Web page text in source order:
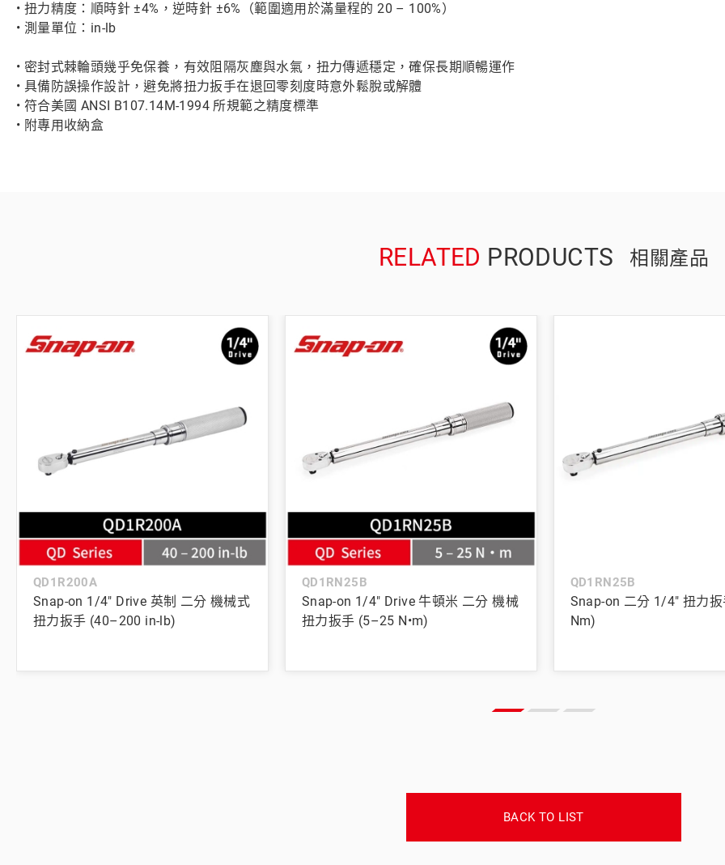
• 扭力精度：順時針 ±4%，逆時針 ±6%（範圍適用於滿量程的 20 – 100%）
• 測量單位：in-lb
• 密封式棘輪頭幾乎免保養，有效阻隔灰塵與水氣，扭力傳遞穩定，確保長期順暢運作
• 具備防誤操作設計，避免將扭力扳手在退回零刻度時意外鬆脫或解體
• 符合美國 ANSI B107.14M-1994 所規範之精度標準
• 附專用收納盒
RELATED PRODUCTS 相關產品
QD1R200A
Snap-on 1/4" Drive 英制 二分 機械式
扭力扳手 (40–200 in-lb)
QD1RN25B
Snap-on 1/4" Drive 牛頓米 二分 機械
扭力扳手 (5–25 N•m)
QD1RN25B
Snap-on 二分 1/4" 扭力
Nm)
BACK TO LIST